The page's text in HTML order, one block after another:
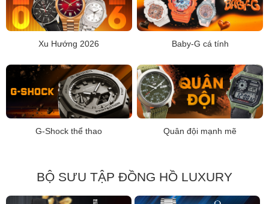
Xu Hướng 2026 Baby-G cá tính
G-Shock thể thao Quân đội mạnh mẽ
BỘ SƯU TẬP ĐỒNG HỒ LUXURY